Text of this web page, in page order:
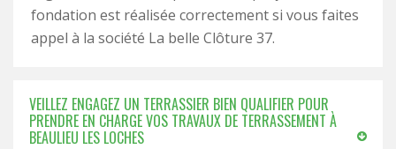
fondation est réalisée correctement si vous faites
appel à la société La belle Clôture 37.
VEILLEZ ENGAGEZ UN TERRASSIER BIEN QUALIFIER POUR
PRENDRE EN CHARGE VOS TRAVAUX DE TERRASSEMENT À
BEAULIEU LES LOCHES